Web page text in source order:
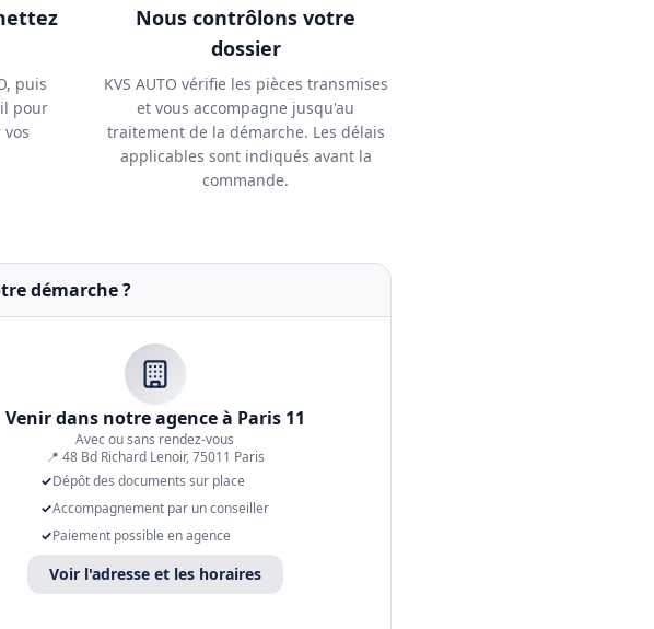
puis
pour
Nous contrôlons votre
dossier
KVS AUTO vérifie les pièces transmises
et vous accompagne jusqu'au
traitement de la démarche. Les délais
applicables sont indiqués avant la
commande.
démarche ?
Venir dans notre agence à Paris 11
Avec ou sans rendez-vous
📍 48 Bd Richard Lenoir, 75011 Paris
✓Dépôt des documents sur place
✓Accompagnement par un conseiller
✓Paiement possible en agence
Voir l'adresse et les horaires